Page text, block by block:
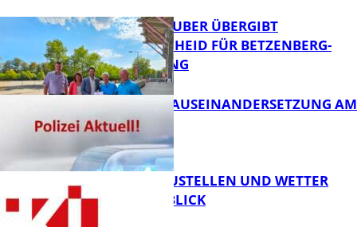
MINISTER TEUBER ÜBERGIBT
FÖRDERBESCHEID FÜR BETZENBERG-
ENTWICKLUNG
HANDFESTE AUSEINANDERSETZUNG AM
PFAFFPLATZ
PARKEN, BAUSTELLEN UND WETTER
DIGITAL IM BLICK